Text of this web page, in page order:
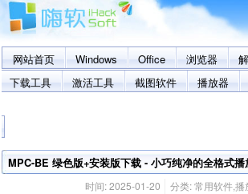
网站首页 Windows Office 浏览器
下载工具
激活工具 截图软件 播放器
MPC-BE 绿色版+安装版下载 - 小巧纯净的全格式播
时间:2025-01-20 分类:常用软件,播